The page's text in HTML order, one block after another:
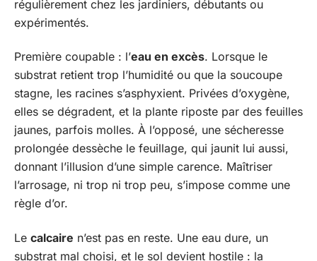
régulièrement chez les jardiniers, débutants ou
expérimentés.
Première coupable : l’eau en excès. Lorsque le
substrat retient trop l’humidité ou que la soucoupe
stagne, les racines s’asphyxient. Privées d’oxygène,
elles se dégradent, et la plante riposte par des feuilles
jaunes, parfois molles. À l’opposé, une sécheresse
prolongée dessèche le feuillage, qui jaunit lui aussi,
donnant l’illusion d’une simple carence. Maîtriser
l’arrosage, ni trop ni trop peu, s’impose comme une
règle d’or.
Le calcaire n’est pas en reste. Une eau dure, un
substrat mal choisi, et le sol devient hostile : la